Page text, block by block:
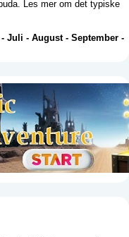
Les mer om det typiske
-Juli -August-September -